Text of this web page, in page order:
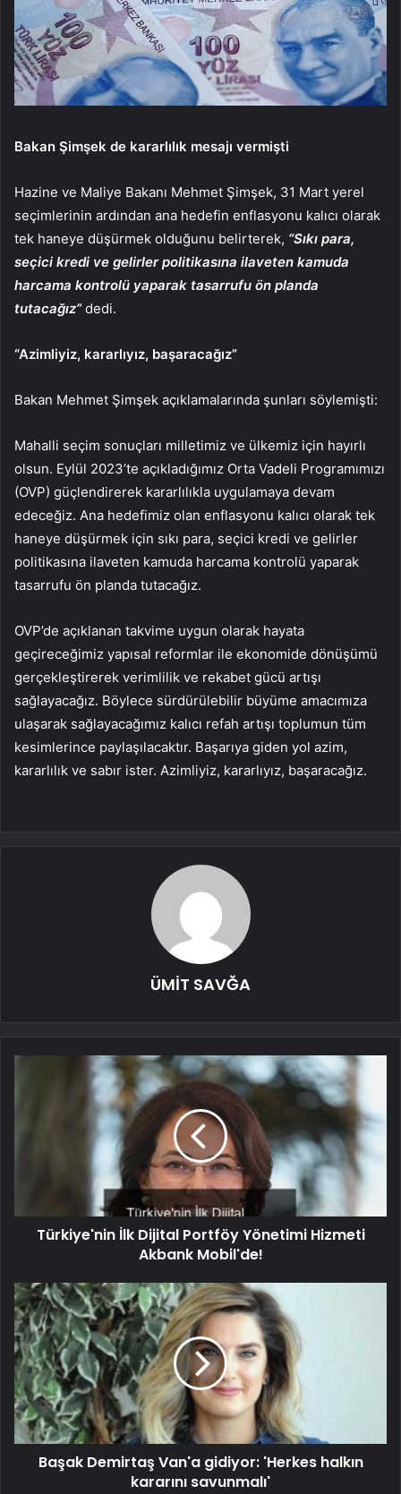
Bakan Şimşek de kararlılık mesajı vermişti
Hazine ve Maliye Bakanı Mehmet Şimşek, 31 Mart yerel
seçimlerinin ardından ana hedefin enflasyonu kalıcı olarak
tek haneye düşürmek olduğunu belirterek, “Sıkı para,
seçici kredi ve gelirler politikasına ilaveten kamuda
harcama kontrolü yaparak tasarrufu ön planda
tutacağız”dedi.
“Azimliyiz, kararlıyız, başaracağız”
Bakan Mehmet Şimşek açıklamalarında şunları söylemişti:
Mahalli seçim sonuçları milletimiz ve ülkemiz için hayırlı
olsun. Eylül 2023’te açıkladığımız Orta Vadeli Programımızı
(OVP) güçlendirerek kararlılıkla uygulamaya devam
edeceğiz. Ana hedefimiz olan enflasyonu kalıcı olarak tek
haneye düşürmek için sıkı para, seçici kredi ve gelirler
politikasına ilaveten kamuda harcama kontrolü yaparak
tasarrufu ön planda tutacağız.
OVP’de açıklanan takvime uygun olarak hayata
geçireceğimiz yapısal reformlar ile ekonomide dönüşümü
gerçekleştirerek verimlilik ve rekabet gücü artışı
sağlayacağız. Böylece sürdürülebilir büyüme amacımıza
ulaşarak sağlayacağımız kalıcı refah artışı toplumun tüm
kesimlerince paylaşılacaktır. Başarıya giden yol azim,
kararlılık ve sabır ister. Azimliyiz, kararlıyız, başaracağız.
ÜMİT SAVĞA
Türkiye'nin İlk Dijital Portföy Yönetimi Hizmeti
Akbank Mobil'de!
Başak Demirtaş Van'a gidiyor: 'Herkes halkın
kararını savunmalı'